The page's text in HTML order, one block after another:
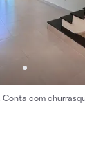
Conta com